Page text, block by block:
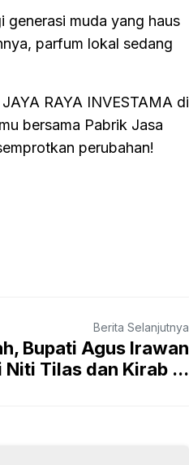
generasi muda yang haus
parfum lokal sedang
RAYA INVESTAMA di
bersama Pabrik Jasa
perubahan!
Berita Selanjutnya
Bupati Agus Irawan
Niti Tilas dan Kirab ...